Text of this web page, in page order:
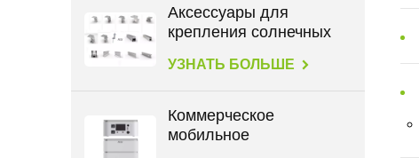
Аксессуары для
крепления солнечных
крыш
УЗНАТЬ БОЛЬШЕ
Коммерческое
мобильное